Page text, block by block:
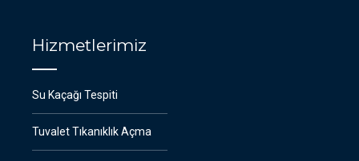
Hizmetlerimiz
Su Kaçağı Tespiti
Tuvalet Tıkanıklık Açma